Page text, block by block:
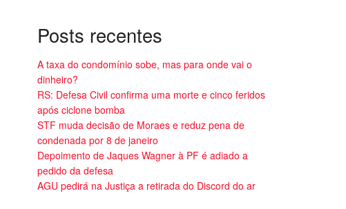
Posts recentes
A taxa do condomínio sobe, mas para onde vai o
dinheiro?
RS: Defesa Civil confirma uma morte e cinco feridos
após ciclone bomba
STF muda decisão de Moraes e reduz pena de
condenada por 8 de janeiro
Depoimento de Jaques Wagner à PF é adiado a
pedido da defesa
AGU pedirá na Justiça a retirada do Discord do ar